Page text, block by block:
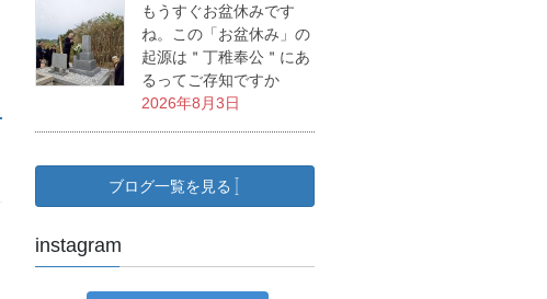
もうすぐお盆休みです
ね。この「お盆休み」の
起源は＂丁稚奉公＂にあ
るってご存知ですか
2026年8月3日
ブログ一覧を見る
instagram